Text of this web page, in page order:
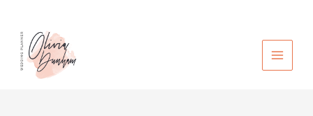
contenido